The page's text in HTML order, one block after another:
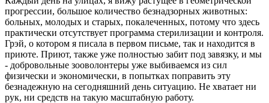
прогрессии, большое количество безнадзорных животных:
больных, молодых и старых, покалеченных, потому что здесь
практически отсутствует программа стерилизации и контроля.
Грэй, о котором я писала в первом письме, так и находится в
приюте. Приют, также уже полностью забит под завязку, и мы
- добровольные зооволонтеры уже выбиваемся из сил
физически и экономически, в попытках поправить эту
безнадежную на сегодняшний день ситуацию. Не хватает ни
рук, ни средств на такую масштабную работу.